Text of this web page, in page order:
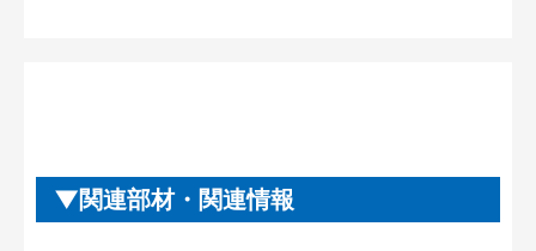
関連部材・関連情報